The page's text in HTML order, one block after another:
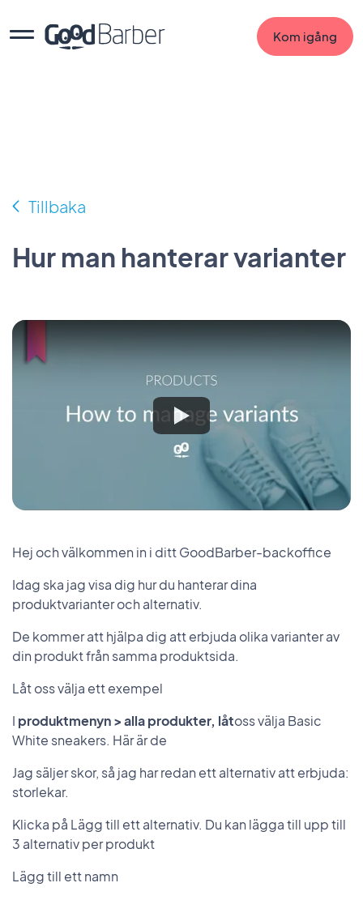
Kom igång
Tillbaka
Hur man hanterar varianter
Hej och välkommen in i ditt GoodBarber-backoffice
Idag ska jag visa dig hur du hanterar dina
produktvarianter och alternativ.
De kommer att hjälpa dig att erbjuda olika varianter av
din produkt från samma produktsida.
Låt oss välja ett exempel
I produktmenyn > alla produkter, låtoss välja Basic
White sneakers. Här är de
Jag säljer skor, så jag har redan ett alternativ att erbjuda:
storlekar.
Klicka på Lägg till ett alternativ. Du kan lägga till upp till
3 alternativ per produkt
Lägg till ett namn